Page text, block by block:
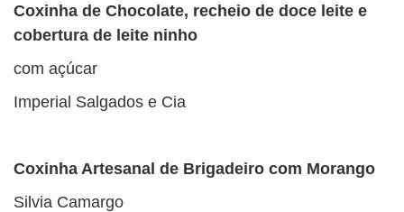
Coxinha de Chocolate, recheio de doce leite e
cobertura de leite ninho
com açúcar
Imperial Salgados e Cia
Coxinha Artesanal de Brigadeiro com Morango
Silvia Camargo